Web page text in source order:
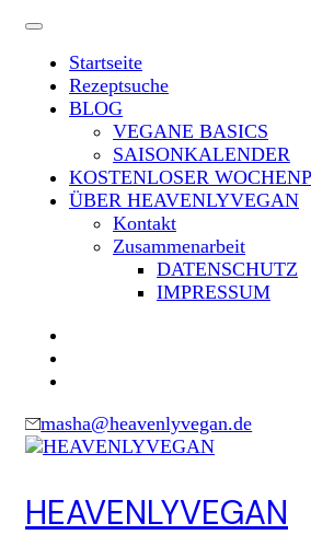
Skip
content
(Press
Enter)
Startseite
Rezeptsuche
BLOG
VEGANE BASICS
SAISONKALENDER
KOSTENLOSER
ÜBER HEAVENLYVEGAN
Kontakt
Zusammenarbeit
DATENSCHUTZ
IMPRESSUM
masha@heavenlyvegan.de
HEAVENLYVEGAN